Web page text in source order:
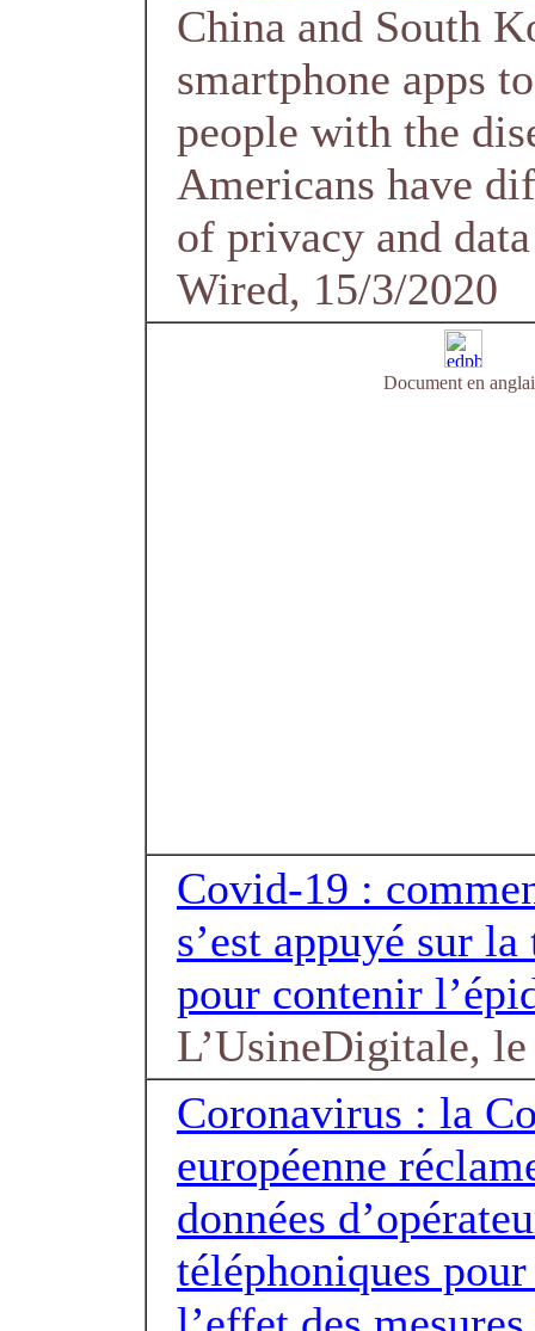
China and South
smartphone apps
people with the
Americans have
of privacy and
Wired, 15/3/2020
Document en
Covid-19 :
s’est appuyé sur
pour contenir
L’UsineDigitale,
Coronavirus : la
européenne
données
téléphoniques